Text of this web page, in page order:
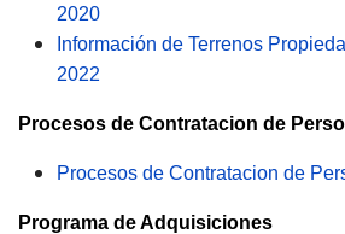
2020
Información de Terrenos
2022
Procesos de Contratacion de
Procesos de Contratacion de
Programa de Adquisiciones